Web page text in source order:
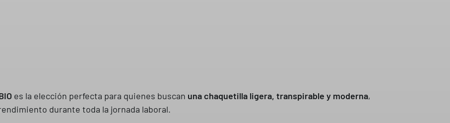
es la elección perfecta para quienes buscan una chaquetilla ligera, transpirable y moderna,
durante toda la jornada laboral.